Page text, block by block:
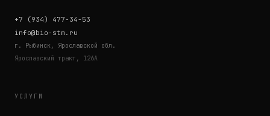
+7 (934) 477-34-53
info@bio-stm.ru
г. Рыбинск, Ярославской обл.
Ярославский тракт, 126А
УСЛУГИ